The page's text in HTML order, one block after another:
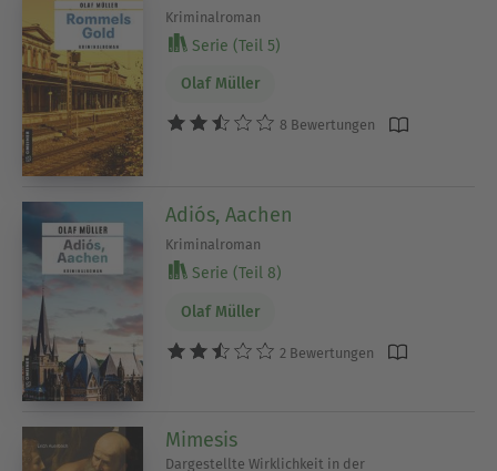
Kriminalroman
Serie (Teil 5)
Olaf Müller
8 Bewertungen
Adiós, Aachen
Kriminalroman
Serie (Teil 8)
Olaf Müller
2 Bewertungen
Mimesis
Dargestellte Wirklichkeit in der